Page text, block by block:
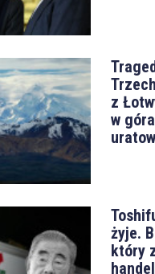
z
w
żyje.
który